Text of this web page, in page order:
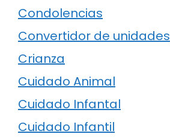
Condolencias
Convertidor de unidades
Crianza
Cuidado Animal
Cuidado Infantal
Cuidado Infantil